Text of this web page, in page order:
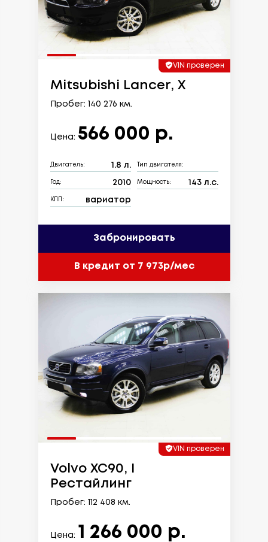
VIN проверен
Mitsubishi Lancer, X
Пробег: 140 276 км.
Цена: 566 000 р.
Двигатель: 1.8 л. Тип двигателя:
Год: 2010 Мощность: 143 л.с.
КПП: вариатор
Забронировать
В кредит от 7 973р/мес
VIN проверен
Volvo XC90, I
Рестайлинг
Пробег: 112 408 км.
Цена: 1 266 000 р.